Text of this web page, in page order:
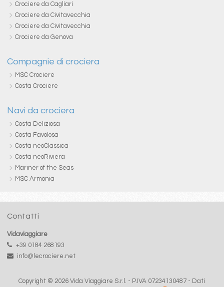
Crociere da Cagliari
Crociere da Civitavecchia
Crociere da Civitavecchia
Crociere da Genova
Compagnie di crociera
MSC Crociere
Costa Crociere
Navi da crociera
Costa Deliziosa
Costa Favolosa
Costa neoClassica
Costa neoRiviera
Mariner of the Seas
MSC Armonia
Contatti
Vidaviaggiare
+39 0184 268193
info@lecrociere.net
Copyright © 2026 Vida Viaggiare S.r.l. - P.IVA 07234130487 - Dati